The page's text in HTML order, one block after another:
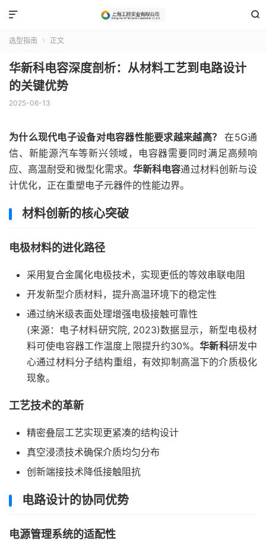


选型指南  正文
华新科电容深度剖析：从材料工艺到电路设计
的关键优势
2025-06-13
为什么现代电子设备对电容器性能要求越来越高？
在5G通
信、新能源汽车等新兴领域，电容器需要同时满足高频响
应、高温耐受和微型化需求。华新科电容通过材料创新与设
计优化，正在重塑电子元器件的性能边界。
材料创新的核心突破
电极材料的进化路径
采用复合金属化电极技术，实现更低的等效串联电阻
开发新型介质材料，提升高温环境下的稳定性
通过纳米级表面处理增强电极接触可靠性
(来源：电子材料研究院, 2023)数据显示，新型电极材
料可使电容器工作温度上限提升约30%。华新科研发中
心通过材料分子结构重组，有效抑制高温下的介质极化
现象。
工艺技术的革新
精密叠层工艺实现更紧凑的结构设计
真空浸渍技术确保介质均匀分布
创新端接技术降低接触阻抗
电路设计的协同优势
电源管理系统的适配性